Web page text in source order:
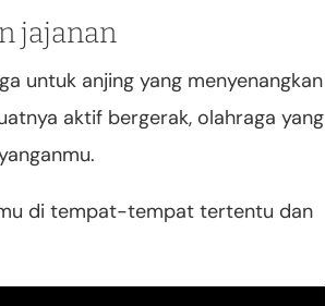
jajanan
untuk anjing yang menyenangkan
aktif bergerak, olahraga yang
di tempat-tempat tertentu dan